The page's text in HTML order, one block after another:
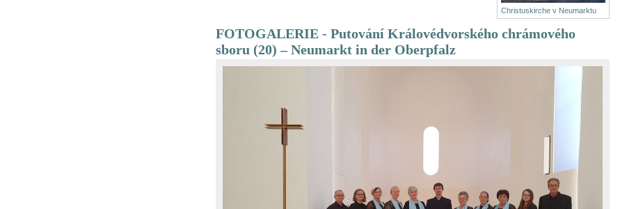
Christuskirche v Neumarktu
FOTOGALERIE - Putování Královédvorského chrámového
sboru (20) – Neumarkt in der Oberpfalz